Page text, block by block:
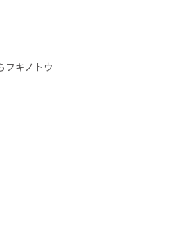
フキノトウ